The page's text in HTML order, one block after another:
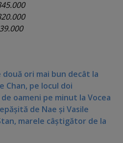
ori mai bun decât la
Chan, pe locul doi
oameni pe minut la Vocea
de Nae şi Vasile
marele câştigător de la